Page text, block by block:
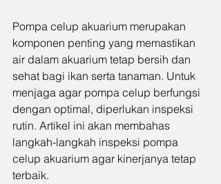
Pompa celup akuarium merupakan
komponen penting yang memastikan
air dalam akuarium tetap bersih dan
sehat bagi ikan serta tanaman. Untuk
menjaga agar pompa celup berfungsi
dengan optimal, diperlukan inspeksi
rutin. Artikel ini akan membahas
langkah-langkah inspeksi pompa
celup akuarium agar kinerjanya tetap
terbaik.